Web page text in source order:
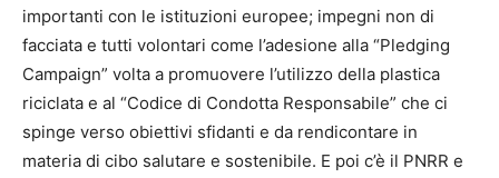
importanti con le istituzioni europee; impegni non di
facciata e tutti volontari come l’adesione alla “Pledging
Campaign” volta a promuovere l’utilizzo della plastica
riciclata e al “Codice di Condotta Responsabile” che ci
spinge verso obiettivi sfidanti e da rendicontare in
materia di cibo salutare e sostenibile. E poi c’è il PNRR e